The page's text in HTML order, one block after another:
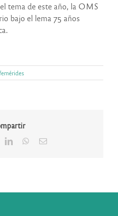
tema de este año, la OMS
bajo el lema 75 años
LinkedInWhatsApp
Correo